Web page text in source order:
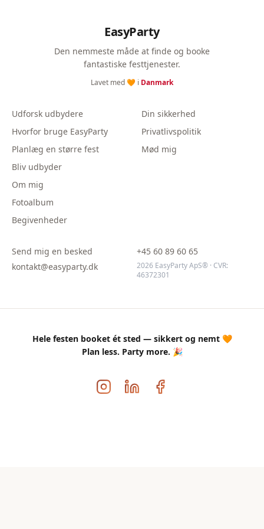
EasyParty
Den nemmeste måde at finde og booke
fantastiske festtjenester.
Lavet med 🧡 i Danmark
Udforsk udbydere
Hvorfor bruge EasyParty
Planlæg en større fest
Bliv udbyder
Om mig
Fotoalbum
Begivenheder
Din sikkerhed
Privatlivspolitik
Mød mig
Send mig en besked
kontakt@easyparty.dk
+45 60 89 60 65
2026 EasyParty ApS® · CVR:
46372301
Hele festen booket ét sted — sikkert og nemt 🧡
Plan less. Party more. 🎉